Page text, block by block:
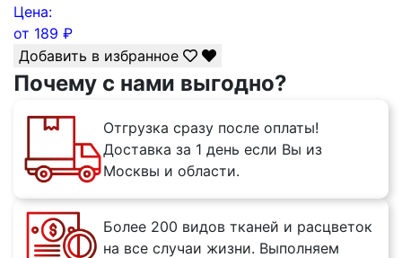
Цена:
от 189 ₽
Добавить в избранное
Почему с нами выгодно?
Отгрузка сразу после оплаты!
Доставка за 1 день если Вы из
Москвы и области.
Более 200 видов тканей и расцветок
на все случаи жизни. Выполняем